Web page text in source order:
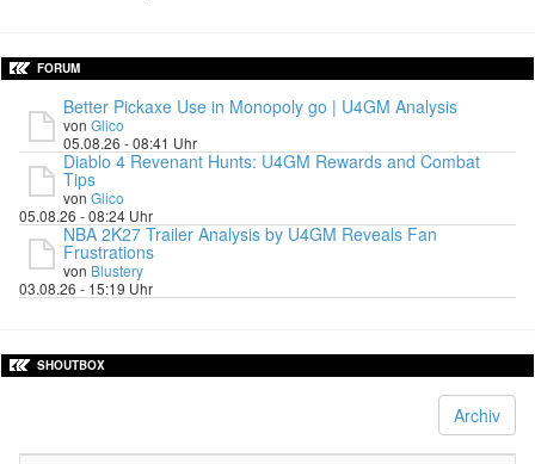
FORUM
Better Pickaxe Use in Monopoly go | U4GM Analysis
von Glico
05.08.26 - 08:41 Uhr
Diablo 4 Revenant Hunts: U4GM Rewards and Combat
Tips
von Glico
05.08.26 - 08:24 Uhr
NBA 2K27 Trailer Analysis by U4GM Reveals Fan
Frustrations
von Blustery
03.08.26 - 15:19 Uhr
SHOUTBOX
Archiv